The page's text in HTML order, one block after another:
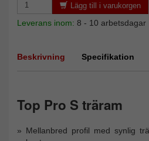
Lägg till i varukorgen
Leverans inom: 8 - 10 arbetsdagar
Beskrivning Specifikation
Top Pro S träram
Mellanbred profil med synlig